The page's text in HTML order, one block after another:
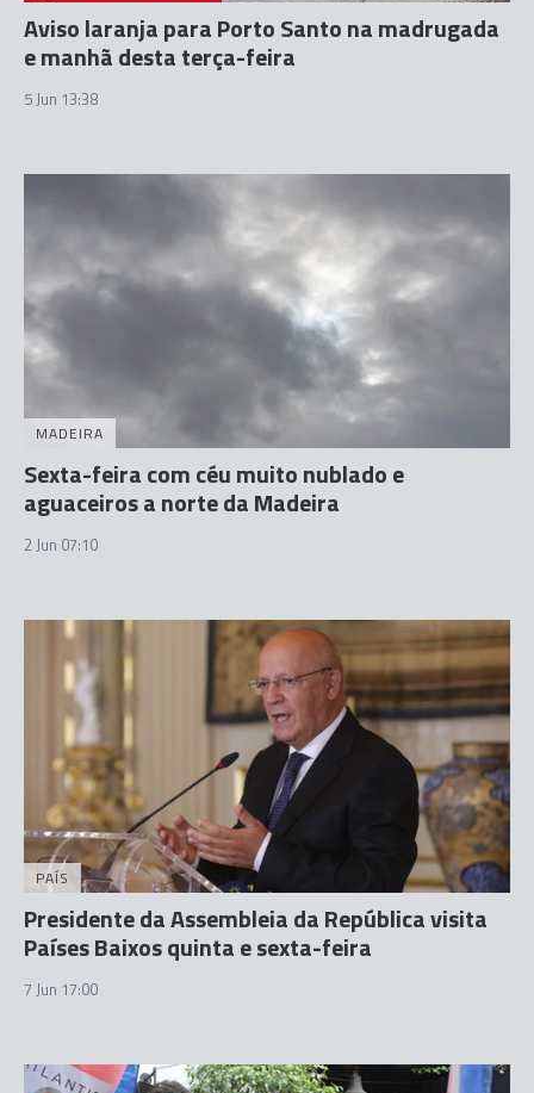
Aviso laranja para Porto Santo na madrugada
e manhã desta terça-feira
5 Jun 13:38
MADEIRA
Sexta-feira com céu muito nublado e
aguaceiros a norte da Madeira
2 Jun 07:10
PAÍS
Presidente da Assembleia da República visita
Países Baixos quinta e sexta-feira
7 Jun 17:00